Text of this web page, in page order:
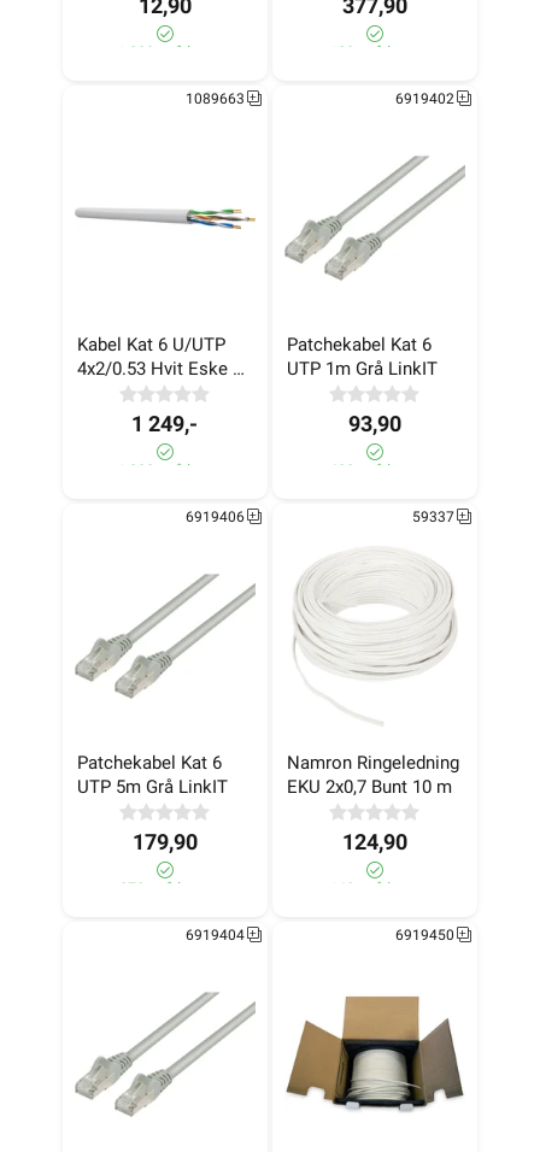
12,90
>1 000+ på lager
377,90
180+ på lager
Kabel Kat 6 U/UTP
4x2/0.53 Hvit Eske
100m
1089663
1 249,-
>1 000+ på lager
Patchekabel Kat 6
UTP 1m Grå LinkIT
6919402
93,90
400+ på lager
Patchekabel Kat 6
UTP 5m Grå LinkIT
6919406
179,90
270+ på lager
Namron Ringeledning
EKU 2x0,7 Bunt 10 m
59337
124,90
160+ på lager
6919404 6919450